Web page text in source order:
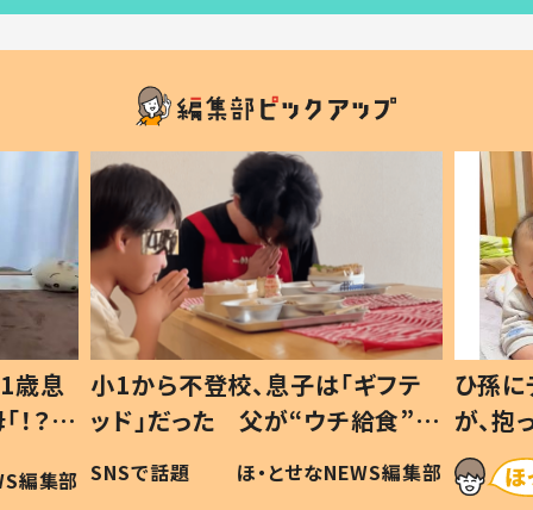
歳息
？」
編集部
小1から不登校、息子は「ギフテ
ッド」だった 父が“ウチ給食”を
作り続ける理由とは #令和の親
#令和の子
SNSで話題 ほ・とせなNEWS編集部
ひ孫
が、
「涙が
い」